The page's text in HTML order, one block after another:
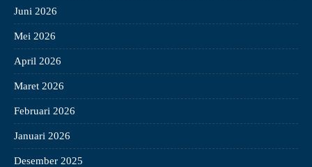
Juni 2026
Mei 2026
April 2026
Maret 2026
Februari 2026
Januari 2026
Desember 2025